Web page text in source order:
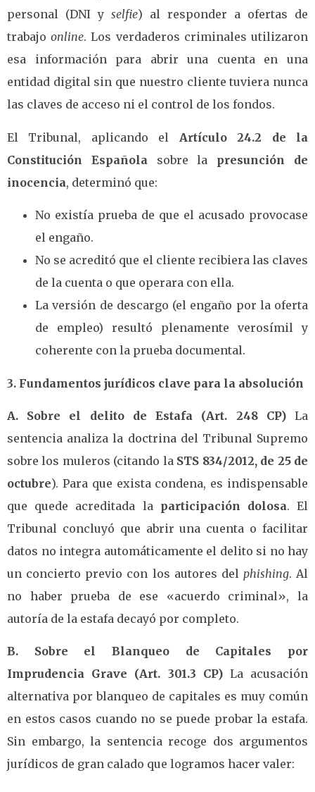
personal (DNI y selfie) al responder a ofertas de
trabajoonline. Los verdaderos criminales utilizaron
esa información para abrir una cuenta en una
entidad digital sin que nuestro cliente tuviera nunca
las claves de acceso ni el control de los fondos.
El Tribunal, aplicando el Artículo 24.2 de la
Constitución Española sobre la presunción de
inocencia, determinó que:
No existía prueba de que el acusado provocase
el engaño.
No se acreditó que el cliente recibiera las claves
de la cuenta o que operara con ella.
La versión de descargo (el engaño por la oferta
de empleo) resultó plenamente verosímil y
coherente con la prueba documental.
3. Fundamentos jurídicos clave para la absolución
A. Sobre el delito de Estafa (Art. 248 CP)La
sentencia analiza la doctrina del Tribunal Supremo
sobre los muleros (citando la STS 834/2012, de 25 de
octubre). Para que exista condena, es indispensable
que quede acreditada la participación dolosa. El
Tribunal concluyó que abrir una cuenta o facilitar
datos no integra automáticamente el delito si no hay
un concierto previo con los autores del phishing. Al
no haber prueba de ese «acuerdo criminal», la
autoría de la estafa decayó por completo.
B. Sobre el Blanqueo de Capitales por
Imprudencia Grave (Art. 301.3 CP)La acusación
alternativa por blanqueo de capitales es muy común
en estos casos cuando no se puede probar la estafa.
Sin embargo, la sentencia recoge dos argumentos
jurídicos de gran calado que logramos hacer valer: